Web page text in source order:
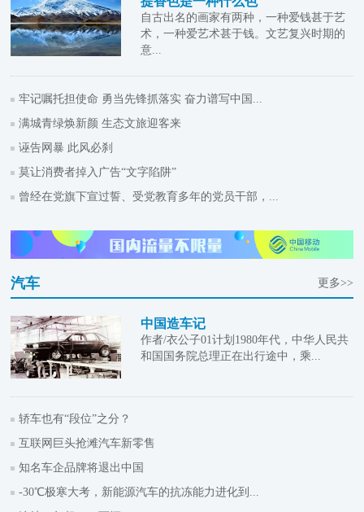
自古出名的画家有两种，一种爱钱甚于艺
术，一种爱艺术甚于钱。文艺复兴时期的
意...
牢记嘱托担使命 勇当先锋抓落实 奋力谱写中国...
满城青绿焕新颜 生态文旅迎客来
诬告网暴 此风必刹
莫让消费者掉入广告“文字陷阱”
曾经在党旗下宣过誓、受党教育多年的党员干部，...
汽车 更多>>
中国造车记
作者/衣公子01计划1980年代，中华人民共
和国国务院总理正在出行途中，乘...
轿车也有“段位”之分？
互联网巨头抢滩汽车新零售
知名车企品牌将退出中国
-30℃极寒大考，新能源汽车的抗冻能力进化到...